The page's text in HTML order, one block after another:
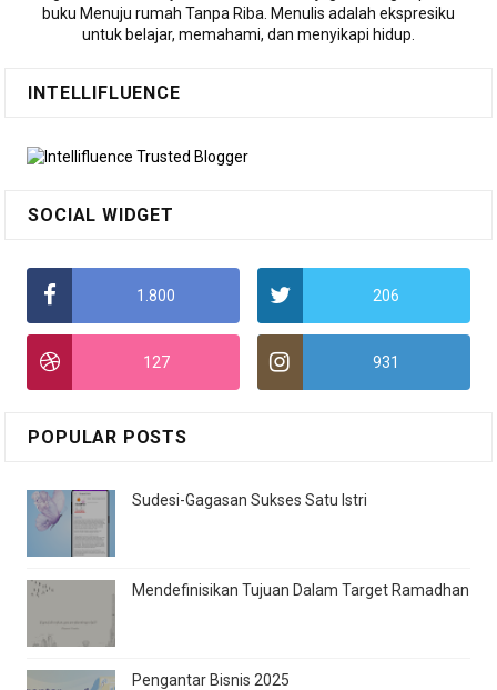
buku Menuju rumah Tanpa Riba. Menulis adalah ekspresiku
untuk belajar, memahami, dan menyikapi hidup.
INTELLIFLUENCE
SOCIAL WIDGET
1.800 206
127 931
POPULAR POSTS
Sudesi-Gagasan Sukses Satu Istri
Mendefinisikan Tujuan Dalam Target Ramadhan
Pengantar Bisnis 2025